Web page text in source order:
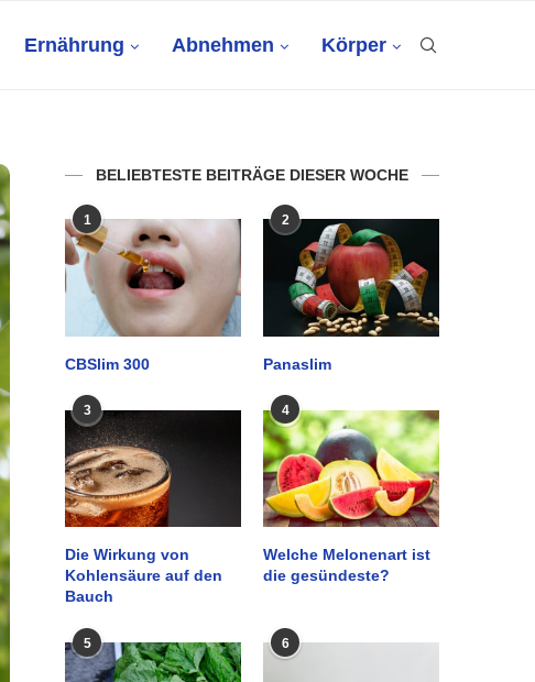
Ernährung Abnehmen Körper
BELIEBTESTE BEITRÄGE DIESER WOCHE
1
CBSlim 300
2
Panaslim
3
Die Wirkung von
Kohlensäure auf den
Bauch
4
Welche Melonenart ist
die gesündeste?
5 6